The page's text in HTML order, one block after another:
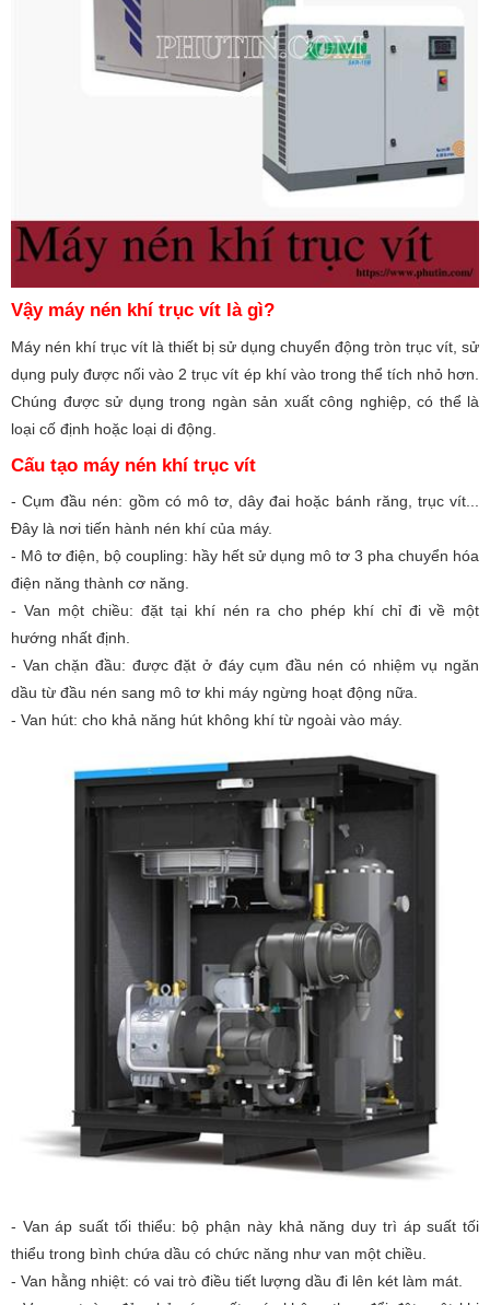
Vậy máy nén khí trục vít là gì?
Máy nén khí trục vít là thiết bị sử dụng chuyển động tròn trục vít, sử
dụng puly được nối vào 2 trục vít ép khí vào trong thể tích nhỏ hơn.
Chúng được sử dụng trong ngàn sản xuất công nghiệp, có thể là
loại cố định hoặc loại di động.
Cấu tạo máy nén khí trục vít
- Cụm đầu nén: gồm có mô tơ, dây đai hoặc bánh răng, trục vít...
Đây là nơi tiến hành nén khí của máy.
- Mô tơ điện, bộ coupling: hầy hết sử dụng mô tơ 3 pha chuyển hóa
điện năng thành cơ năng.
- Van một chiều: đặt tại khí nén ra cho phép khí chỉ đi về một
hướng nhất định.
- Van chặn đầu: được đặt ở đáy cụm đầu nén có nhiệm vụ ngăn
dầu từ đầu nén sang mô tơ khi máy ngừng hoạt động nữa.
- Van hút: cho khả năng hút không khí từ ngoài vào máy.
- Van áp suất tối thiểu: bộ phận này khả năng duy trì áp suất tối
thiểu trong bình chứa dầu có chức năng như van một chiều.
- Van hằng nhiệt: có vai trò điều tiết lượng dầu đi lên két làm mát.